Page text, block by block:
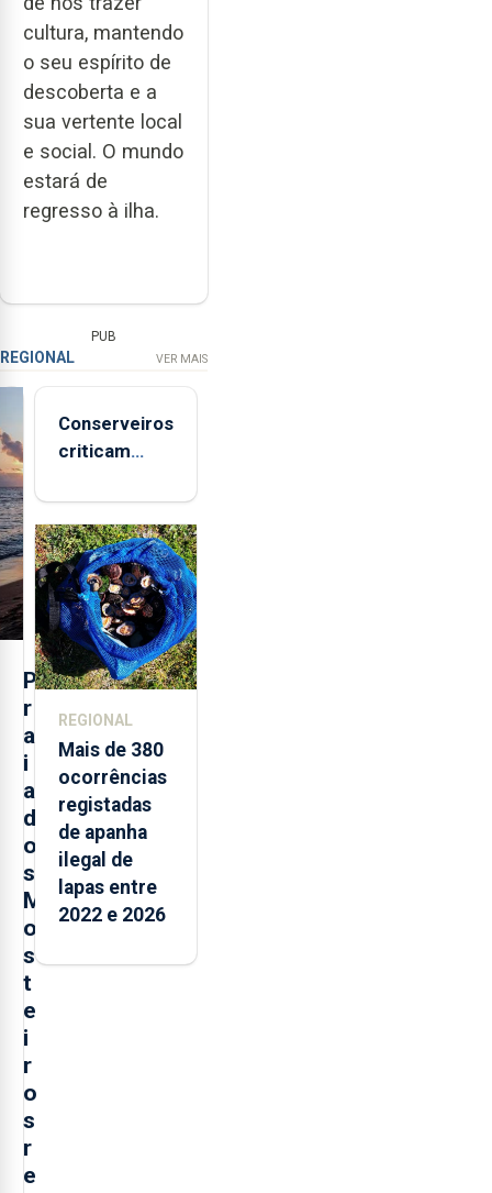
cultura, mantendo
o seu espírito de
descoberta e a
sua vertente local
e social. O mundo
estará de
regresso à ilha.
PUB
REGIONAL VER MAIS
P
r
a
i
a
d
o
s
M
o
s
t
e
i
r
o
s
r
e
Conserveiros
criticam
brancas com
selo Marca
Açores
REGIONAL
Mais de 380
ocorrências
registadas
de apanha
ilegal de
lapas entre
2022 e 2026